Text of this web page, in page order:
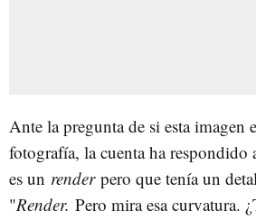
Ante la pregunta de si esta imagen
fotografía, la cuenta ha respondido
es un render pero que tenía un
"Render. Pero mira esa curvatura.